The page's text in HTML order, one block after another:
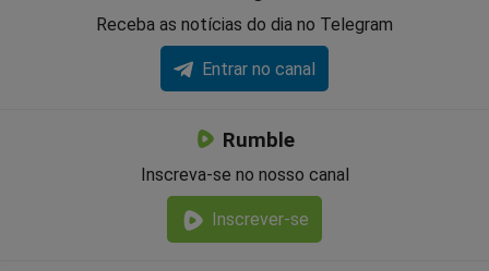
Receba as notícias do dia no Telegram
Entrar no canal
Rumble
Inscreva-se no nosso canal
Inscrever-se